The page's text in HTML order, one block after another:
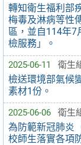
轉知衛生福利部
梅毒及淋病等性
區，並自114年7
檢服務」。
2025-06-11 衛生
檢送環境部氣候
素材1份。
2025-06-06 衛生
為防範新冠肺炎
校師生落實各項